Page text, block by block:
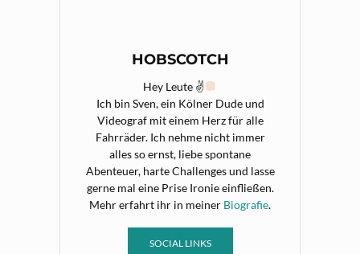
HOBSCOTCH
Hey Leute ✌
Ich bin Sven, ein Kölner Dude und
Videograf mit einem Herz für alle
Fahrräder. Ich nehme nicht immer
alles so ernst, liebe spontane
Abenteuer, harte Challenges und lasse
gerne mal eine Prise Ironie einfließen.
Mehr erfahrt ihr in meiner Biografie.
SOCIAL LINKS